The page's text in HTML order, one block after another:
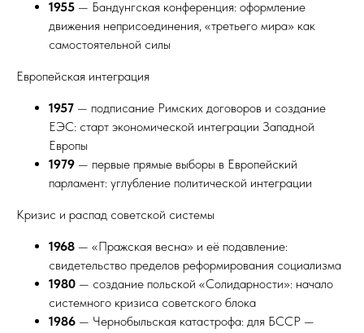
1955 — Бандунгская конференция: оформление
движения неприсоединения, «третьего мира» как
самостоятельной силы
Европейская интеграция
1957 — подписание Римских договоров и создание
ЕЭС: старт экономической интеграции Западной
Европы
1979 — первые прямые выборы в Европейский
парламент: углубление политической интеграции
Кризис и распад советской системы
1968 — «Пражская весна» и её подавление:
свидетельство пределов реформирования социализма
1980 — создание польской «Солидарности»: начало
системного кризиса советского блока
1986 — Чернобыльская катастрофа: для БССР —